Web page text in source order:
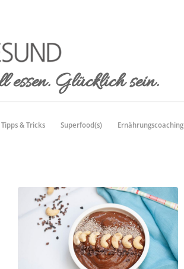
essen. Glücklich sein.
Tipps & Tricks Superfood(s) Ernährungscoaching